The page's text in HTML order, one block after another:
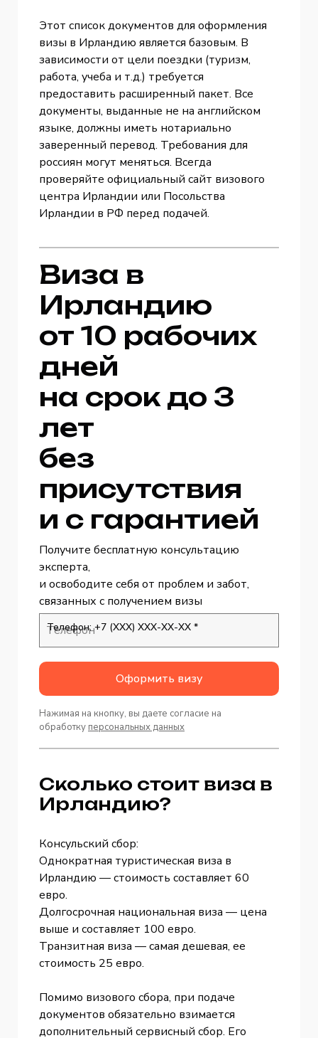
Этот список документов для оформления
визы в Ирландию является базовым. В
зависимости от цели поездки (туризм,
работа, учеба и т.д.) требуется
предоставить расширенный пакет. Все
документы, выданные не на английском
языке, должны иметь нотариально
заверенный перевод. Требования для
россиян могут меняться. Всегда
проверяйте официальный сайт визового
центра Ирландии или Посольства
Ирландии в РФ перед подачей.
Виза в
Ирландию
от 10 рабочих
дней
на срок до 3
лет
без
присутствия
и с гарантией
Получите бесплатную консультацию
эксперта,
и освободите себя от проблем и забот,
связанных с получением визы
Телефон: +7 (ХХХ) ХХХ-ХХ-ХХ *
Оформить визу
Нажимая на кнопку, вы даете согласие на
обработку персональных данных
Сколько стоит виза в
Ирландию?
Консульский сбор:
Однократная туристическая виза в
Ирландию — стоимость составляет 60
евро.
Долгосрочная национальная виза — цена
выше и составляет 100 евро.
Транзитная виза — самая дешевая, ее
стоимость 25 евро.
Помимо визового сбора, при подаче
документов обязательно взимается
дополнительный сервисный сбор. Его